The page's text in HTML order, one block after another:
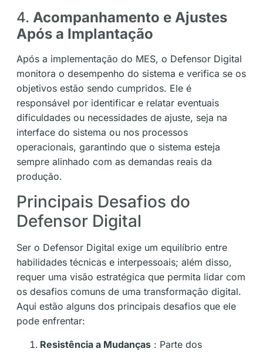
4. Acompanhamento e Ajustes
Após a Implantação
Após a implementação do MES, o Defensor Digital
monitora o desempenho do sistema e verifica se os
objetivos estão sendo cumpridos. Ele é
responsável por identificar e relatar eventuais
dificuldades ou necessidades de ajuste, seja na
interface do sistema ou nos processos
operacionais, garantindo que o sistema esteja
sempre alinhado com as demandas reais da
produção.
Principais Desafios do
Defensor Digital
Ser o Defensor Digital exige um equilíbrio entre
habilidades técnicas e interpessoais; além disso,
requer uma visão estratégica que permita lidar com
os desafios comuns de uma transformação digital.
Aqui estão alguns dos principais desafios que ele
pode enfrentar:
Resistência a Mudanças : Parte dos